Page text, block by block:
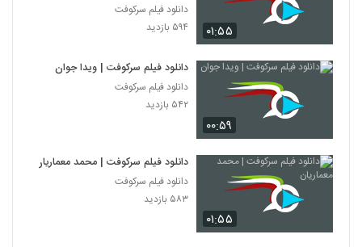
۰۱:۵۵
دانلود فیلم سرکوفت
۵۹۴ بازدید
۰۰:۵۹
دانلود فیلم سرکوفت | ویدا جوان
دانلود فیلم سرکوفت
۵۴۲ بازدید
۰۱:۵۵
دانلود فیلم سرکوفت | محمد معماریان
دانلود فیلم سرکوفت
۵۸۳ بازدید